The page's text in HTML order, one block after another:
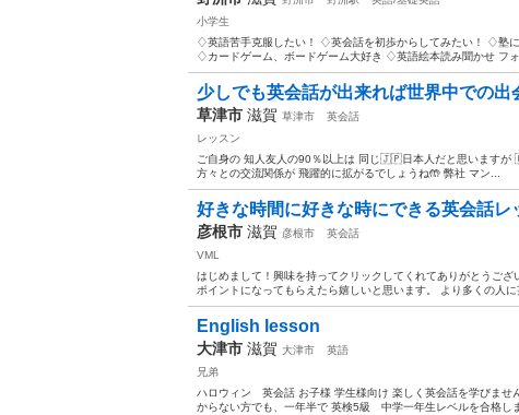
小学生
♢ 英語苦手克服したい！ ♢ 英会話を初歩からしてみたい！ ♢ 塾
♢ カードゲーム、ボードゲーム大好き ♢ 英語絵本読み聞かせ フ
少しでも英会話が出来れば世界中での出
草津市 滋賀 草津市
英会話
レッスン
ご自身の 知人友人の90％以上は 同じ🇯🇵日本人だと思います
方々との交流関係が 飛躍的に拡がるでしょうね🤲 弊社 マン...
好きな時間に好きな時にできる英会話
彦根市 滋賀 彦根市
英会話
VML
はじめまして！興味を持ってクリックしてくれてありがとうご
ポイントになってもらえたら嬉しいと思います。 より多くの人
English lesson
大津市 滋賀 大津市
英語
兄弟
ハロウィン 英会話 お子様 学生様向け 楽しく英会話を学びませ
からない方でも、一年半で 英検5級 中学一年生レベルを合格し